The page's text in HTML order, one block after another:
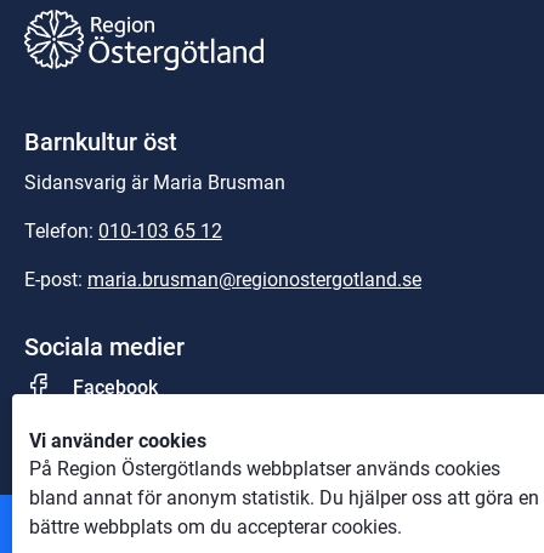
Vi använder cookies
På Region Östergötlands webbplatser används cookies
bland annat för anonym statistik. Du hjälper oss att göra en
bättre webbplats om du accepterar cookies.
Barnkultur öst
Sidansvarig är Maria Brusman
Telefon: 010-103 65 12
E-post: maria.brusman@regionostergotland.se
Sociala medier
Facebook